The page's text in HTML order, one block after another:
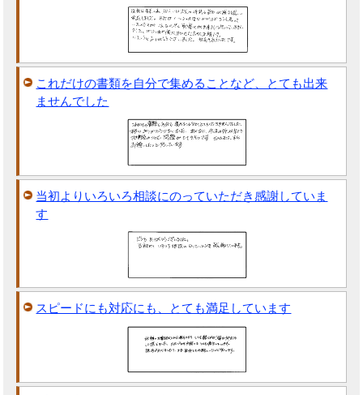
これだけの書類を自分で集めることなど、とても出来
ませんでした
当初よりいろいろ相談にのっていただき感謝していま
す
スピードにも対応にも、とても満足しています